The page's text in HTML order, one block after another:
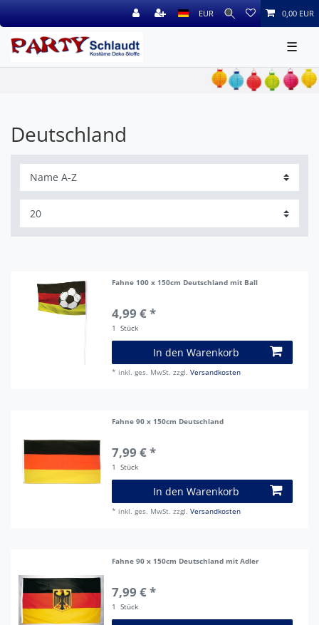
EUR 0,00 EUR
☰
Deutschland
Fahne 100 x 150cm Deutschland mit Ball
4,99 € *
1 Stück
In den Warenkorb
* inkl. ges. MwSt. zzgl.Versandkosten
Fahne 90 x 150cm Deutschland
7,99 € *
1 Stück
In den Warenkorb
* inkl. ges. MwSt. zzgl.Versandkosten
Fahne 90 x 150cm Deutschland mit Adler
7,99 € *
1 Stück